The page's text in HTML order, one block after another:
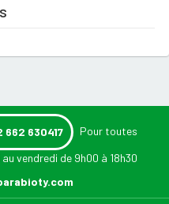
662 630417 Pour toutes
vendredi de 9h00 à 18h30